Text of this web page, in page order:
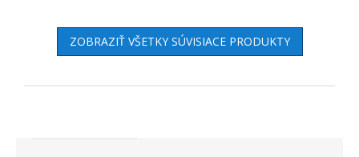
ZOBRAZIŤ VŠETKY SÚVISIACE PRODUKTY